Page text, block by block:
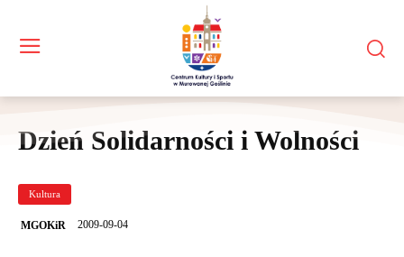
Dzień Solidarności i Wolności
Kultura
MGOKiR 2009-09-04